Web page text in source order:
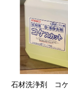
石材洗浄剤 コ